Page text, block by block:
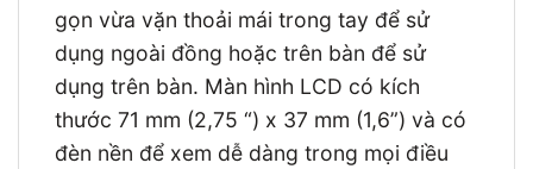
gọn vừa vặn thoải mái trong tay để sử
dụng ngoài đồng hoặc trên bàn để sử
dụng trên bàn. Màn hình LCD có kích
thước 71 mm (2,75 “) x 37 mm (1,6”) và có
đèn nền để xem dễ dàng trong mọi điều